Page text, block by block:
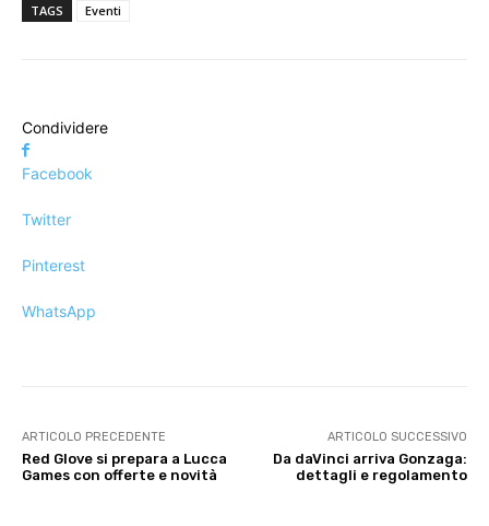
TAGS Eventi
Condividere
Facebook
Twitter
Pinterest
WhatsApp
ARTICOLO PRECEDENTE
Red Glove si prepara a Lucca
Games con offerte e novità
ARTICOLO SUCCESSIVO
Da daVinci arriva Gonzaga:
dettagli e regolamento